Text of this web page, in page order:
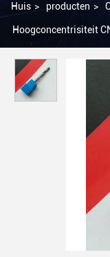
Huis > producten >
Hoogconcentrisiteit